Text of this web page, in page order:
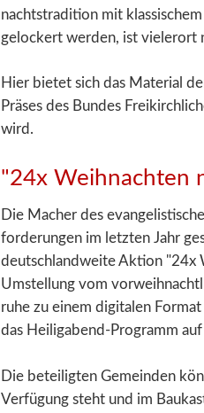
nachts­tradition mit
gelockert werden, ist vieler­ort
Hier bietet sich das Material
Präses des Bundes
wird.
"24x Weihnachten
Die Macher des
forderungen im letzten Jahr
deutschland­weite Aktion "24x
Um­stellung vom
ruhe zu einem digitalen
das Heiligabend-Programm
Die beteiligten Gemeinden
Verfügung steht und im